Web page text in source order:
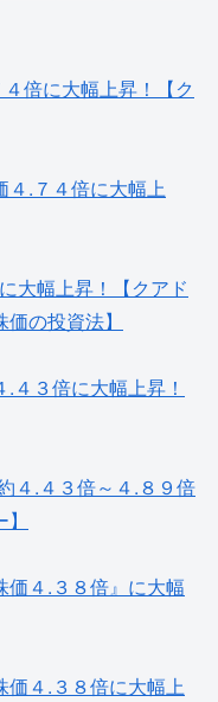
倍に大幅上昇！【ク
.７４倍に大幅上
大幅上昇！【クアド
の投資法】
３倍に大幅上昇！
４.４３倍～４.８９倍
４.３８倍』に大幅
４.３８倍に大幅上